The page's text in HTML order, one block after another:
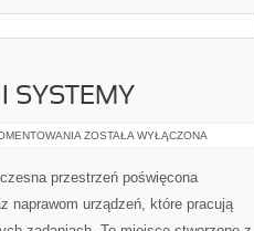
SYSTEMY
EKOSYSTEMY:
SYSTEMY
ZOSTAŁA WYŁĄCZONA
przestrzeń poświęcona
naprawom urządzeń, które pracują